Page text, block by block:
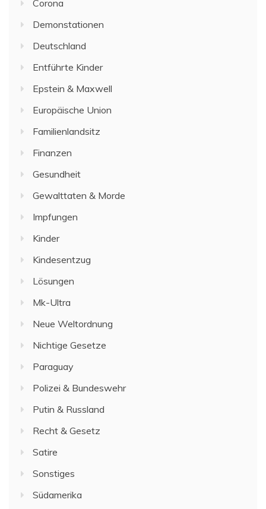
Corona
Demonstationen
Deutschland
Entführte Kinder
Epstein & Maxwell
Europäische Union
Familienlandsitz
Finanzen
Gesundheit
Gewalttaten & Morde
Impfungen
Kinder
Kindesentzug
Lösungen
Mk-Ultra
Neue Weltordnung
Nichtige Gesetze
Paraguay
Polizei & Bundeswehr
Putin & Russland
Recht & Gesetz
Satire
Sonstiges
Südamerika